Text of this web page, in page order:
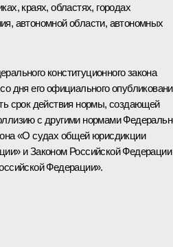
краях, областях, городах
автономной области, автономных
конституционного закона
дня его официального
срок действия нормы, создающей
с другими нормами
«О судах общей юрисдикции
и Законом Российской Федерации
Федерации».